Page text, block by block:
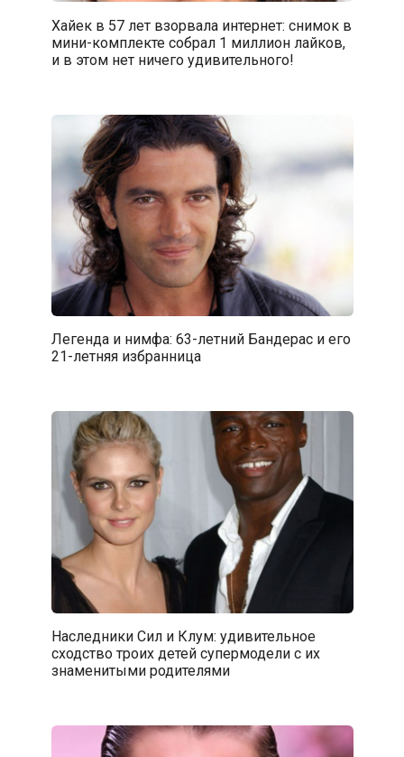
Хайек в 57 лет взорвала интернет: снимок в
мини-комплекте собрал 1 миллион лайков,
и в этом нет ничего удивительного!
Легенда и нимфа: 63-летний Бандерас и его
21-летняя избранница
Наследники Сил и Клум: удивительное
сходство троих детей супермодели с их
знаменитыми родителями